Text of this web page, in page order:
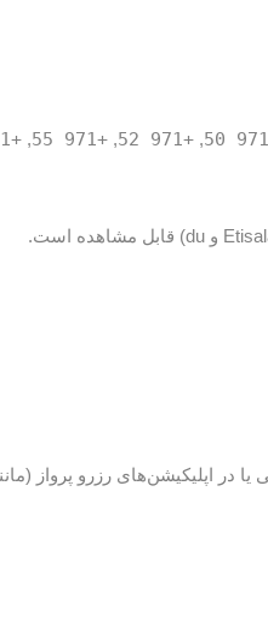
,
+971 52
,
+971 55
,
+971 56